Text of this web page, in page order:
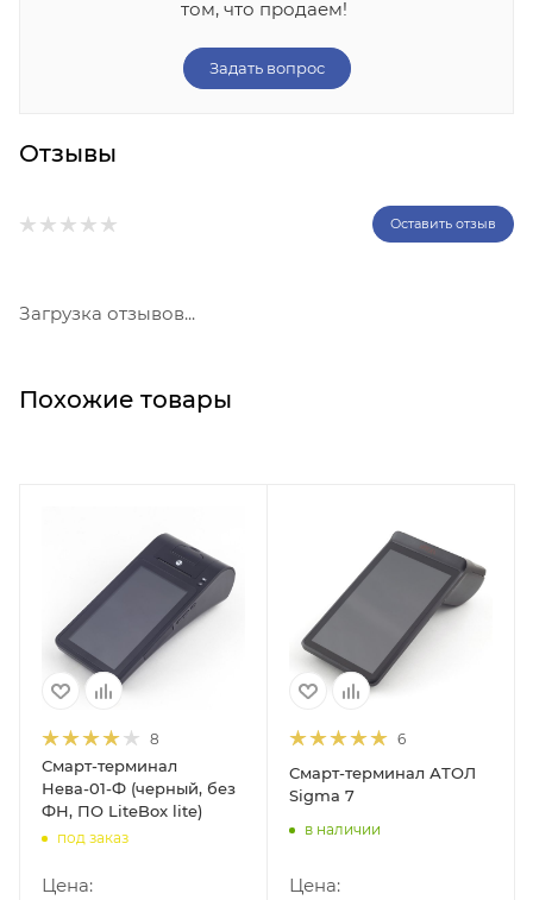
том, что продаем!
Задать вопрос
Отзывы
Оставить отзыв
Загрузка отзывов...
Похожие товары
8
Смарт-терминал
Нева-01-Ф (черный, без
ФН, ПО LiteBox lite)
под заказ
Цена:
6
Смарт-терминал АТОЛ
Sigma 7
в наличии
Цена: